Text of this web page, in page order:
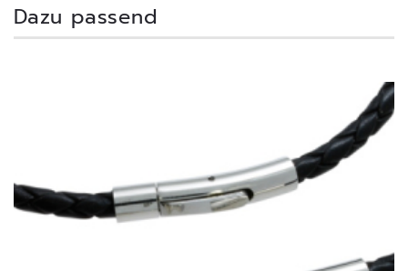
Dazu passend